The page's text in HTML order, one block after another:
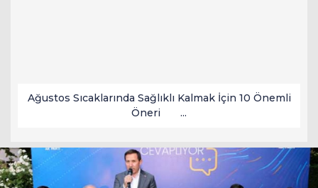
Ağustos Sıcaklarında Sağlıklı Kalmak İçin 10 Önemli
Öneri ...